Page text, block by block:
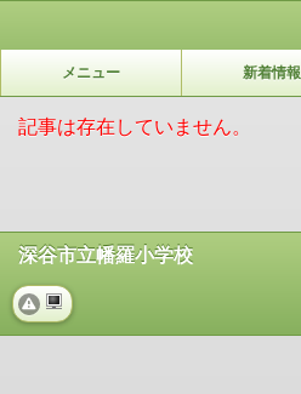
メニュー 新着情報
記事は存在していません。
深谷市立幡羅小学校